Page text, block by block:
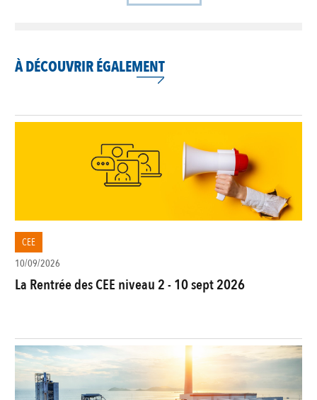
À DÉCOUVRIR ÉGALEMENT
CEE
10/09/2026
La Rentrée des CEE niveau 2 - 10 sept 2026